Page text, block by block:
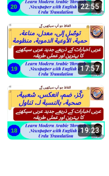
22:55
17:57
19:23